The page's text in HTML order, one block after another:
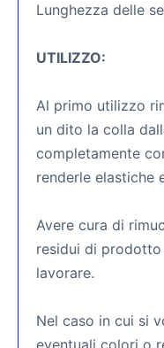
Lunghezza delle
UTILIZZO:
Al primo utilizzo
un dito la colla
completamente
renderle elastiche
Avere cura di
residui di
lavorare.
Nel caso in cui si